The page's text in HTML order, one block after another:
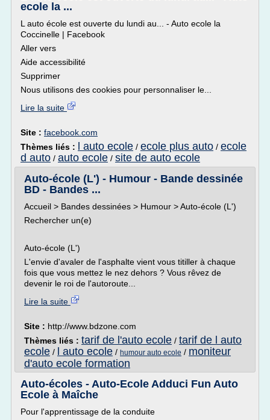
ecole la ...
L auto école est ouverte du lundi au... - Auto ecole la
Coccinelle | Facebook
Aller vers
Aide accessibilité
Supprimer
Nous utilisons des cookies pour personnaliser le...
Lire la suite
Site : facebook.com
Thèmes liés :
l auto ecole / ecole plus auto / ecole
d auto / auto ecole / site de auto ecole
Auto-école (L') - Humour - Bande dessinée
BD - Bandes ...
Accueil > Bandes dessinées > Humour > Auto-école (L')
Rechercher un(e)
Auto-école (L')
L'envie d'avaler de l'asphalte vient vous titiller à chaque
fois que vous mettez le nez dehors ? Vous rêvez de
devenir le roi de l'autoroute...
Lire la suite
Site : http://www.bdzone.com
Thèmes liés : tarif de l'auto ecole / tarif de l auto
ecole / l auto ecole / humour auto ecole / moniteur
d'auto ecole formation
Auto-écoles - Auto-Ecole Adduci Fun Auto
Ecole à Maîche
Pour l'apprentissage de la conduite